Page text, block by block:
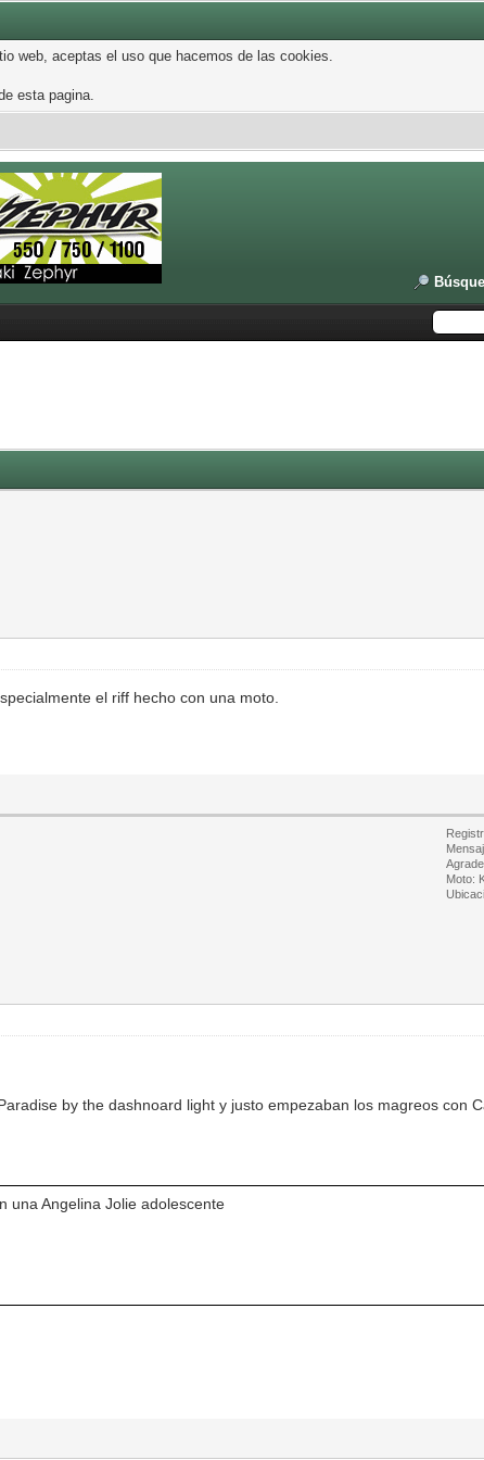
web, aceptas el uso que hacemos de las cookies.
esta pagina.
el riff hecho con una moto.
Moto:
by the dashnoard light y justo empezaban los magreos con
una Angelina Jolie adolescente